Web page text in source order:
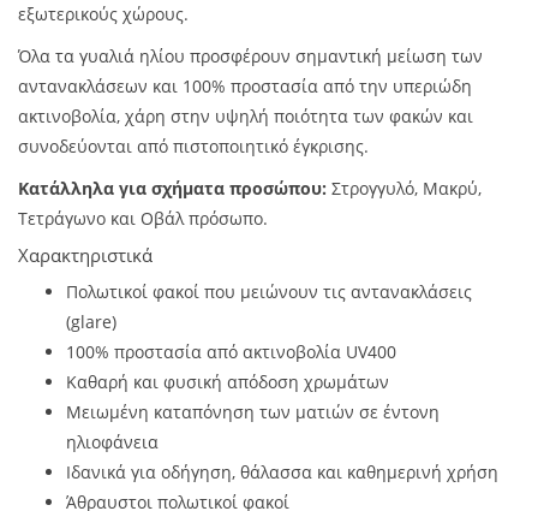
εξωτερικούς χώρους.
Όλα τα γυαλιά ηλίου προσφέρουν σημαντική μείωση των
αντανακλάσεων και 100% προστασία από την υπεριώδη
ακτινοβολία, χάρη στην υψηλή ποιότητα των φακών και
συνοδεύονται από πιστοποιητικό έγκρισης.
Κατάλληλα για σχήματα προσώπου: Στρογγυλό, Μακρύ,
Τετράγωνο και Οβάλ πρόσωπο.
Χαρακτηριστικά
Πολωτικοί φακοί που μειώνουν τις αντανακλάσεις
(glare)
100% προστασία από ακτινοβολία UV400
Καθαρή και φυσική απόδοση χρωμάτων
Μειωμένη καταπόνηση των ματιών σε έντονη
ηλιοφάνεια
Ιδανικά για οδήγηση, θάλασσα και καθημερινή χρήση
Άθραυστοι πολωτικοί φακοί